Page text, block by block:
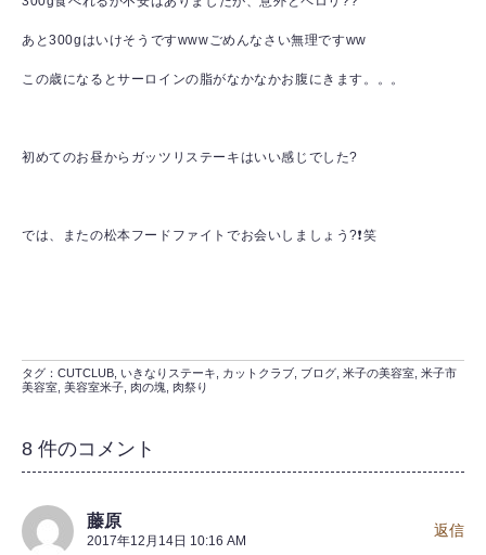
あと300gはいけそうですwwwごめんなさい無理ですww
この歳になるとサーロインの脂がなかなかお腹にきます。。。
初めてのお昼からガッツリステーキはいい感じでした?
では、またの松本フードファイトでお会いしましょう?❗️笑
タグ： CUTCLUB いきなりステーキ カットクラブ ブログ 米子の美容室 米子市
美容室 美容室米子 肉の塊 肉祭り
8 件のコメント
藤原
2017年12月14日 10:16 AM
返信